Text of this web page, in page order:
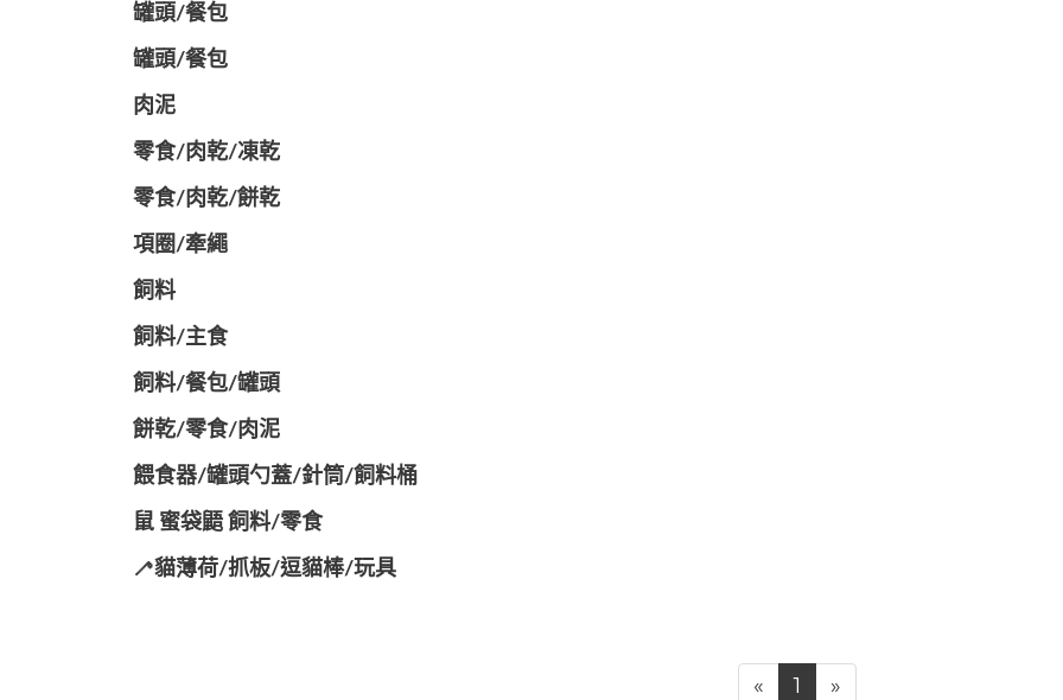
罐頭/餐包
罐頭/餐包
肉泥
零食/肉乾/凍乾
零食/肉乾/餅乾
項圈/牽繩
飼料
飼料/主食
飼料/餐包/罐頭
餅乾/零食/肉泥
餵食器/罐頭勺蓋/針筒/飼料桶
鼠 蜜袋鼯 飼料/零食
🦯貓薄荷/抓板/逗貓棒/玩具
« 1 »